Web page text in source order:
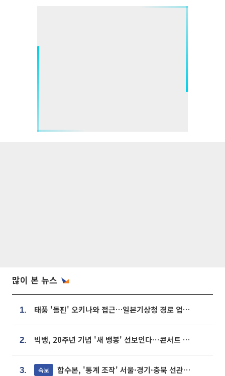
많이 본 뉴스
1. 태풍 '돌핀' 오키나와 접근…일본기상청 경로 업데이트
2. 빅뱅, 20주년 기념 '새 뱅봉' 선보인다⋯콘서트 앞두고 팝업 개최
3. 속보 합수본, '통계 조작' 서울·경기·충북 선관위 등 추가 압수수색